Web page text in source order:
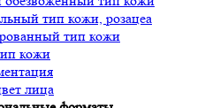
тип кожи, розацеа
тип кожи
кожи
лица